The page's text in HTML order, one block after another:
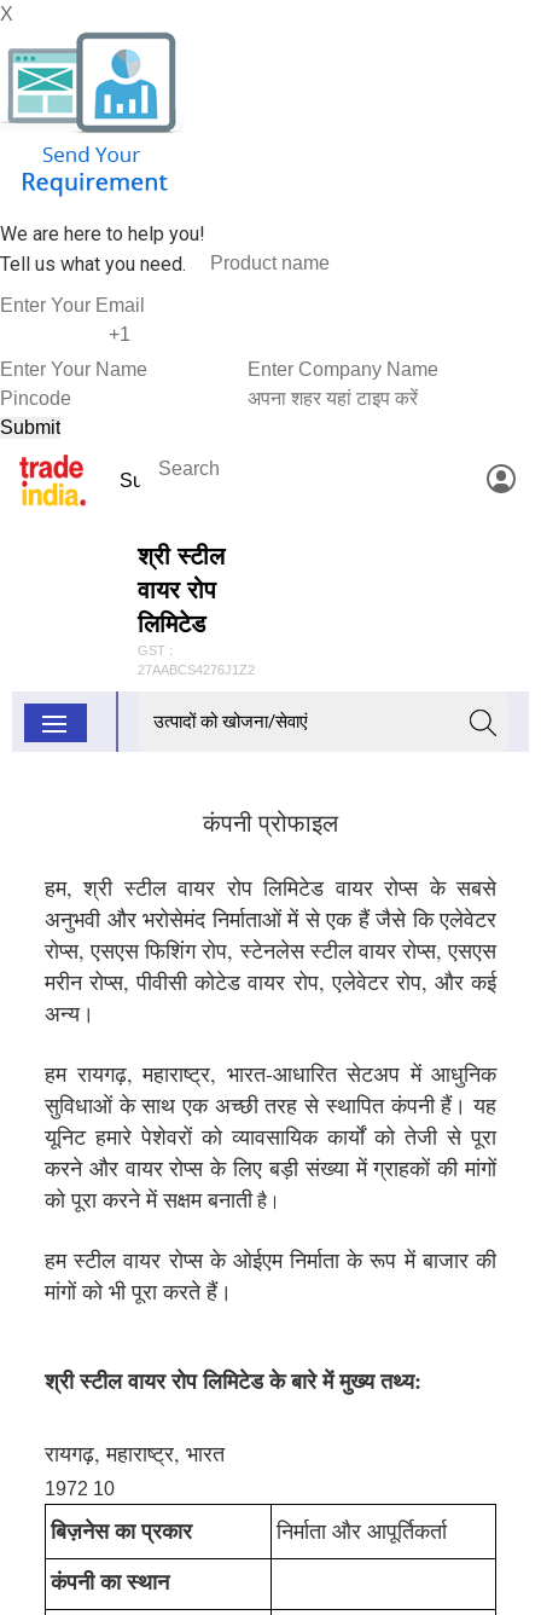
X
We are here to help you!
Tell us what you need.
श्री स्टील
वायर रोप
लिमिटेड
GST :
27AABCS4276J1Z2
कंपनी प्रोफाइल
हम, श्री स्टील वायर रोप लिमिटेड वायर रोप्स के सबसे
अनुभवी और भरोसेमंद निर्माताओं में से एक हैं जैसे कि एलेवेटर
रोप्स, एसएस फिशिंग रोप, स्टेनलेस स्टील वायर रोप्स, एसएस
मरीन रोप्स, पीवीसी कोटेड वायर रोप, एलेवेटर रोप, और कई
अन्य।
हम रायगढ़, महाराष्ट्र, भारत-आधारित सेटअप में आधुनिक
सुविधाओं के साथ एक अच्छी तरह से स्थापित कंपनी हैं। यह
यूनिट हमारे पेशेवरों को व्यावसायिक कार्यों को तेजी से पूरा
करने और वायर रोप्स के लिए बड़ी संख्या में ग्राहकों की मांगों
को पूरा करने में सक्षम बनातीहै।
हम स्टील वायर रोप्स के ओईएम निर्माता के रूप में बाजार की
मांगों को भी पूरा करते हैं।
श्री स्टील वायर रोप लिमिटेड के बारे में मुख्य तथ्य:
रायगढ़, महाराष्ट्र, भारत
1972 10
बिज़नेस का प्रकार निर्माता और आपूर्तिकर्ता
कंपनी का स्थान